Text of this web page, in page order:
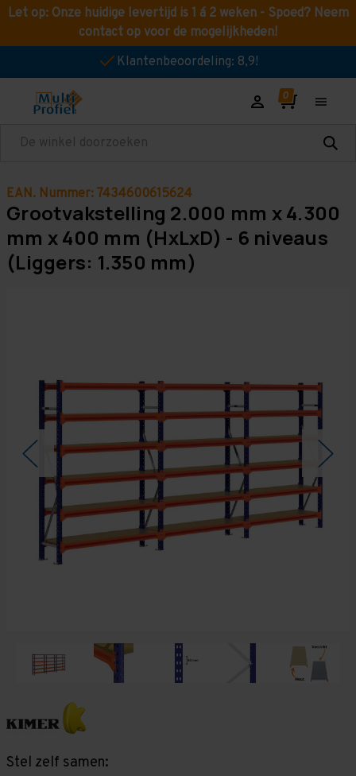
Let op: Onze huidige levertijd is 1 á 2 weken - Spoed? Neem
contact op voor de mogelijkheden!
Klantenbeoordeling: 8,9!
Zoeken
EAN. Nummer: 7434600615624
Grootvakstelling 2.000 mm x 4.300
mm x 400 mm (HxLxD) - 6 niveaus
(Liggers: 1.350 mm)
Stel zelf samen: